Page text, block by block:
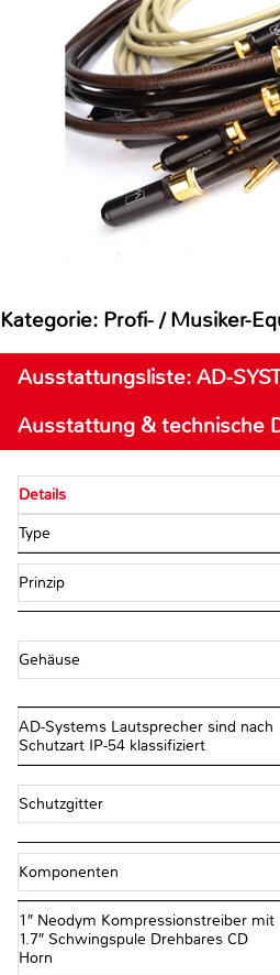
Kategorie: Profi- / Musiker-
Ausstattungsliste: AD-
Ausstattung & technische
Details
Type
Prinzip
Gehäuse
AD-Systems Lautsprecher sind nach
Schutzart IP-54 klassifiziert
Schutzgitter
Komponenten
1″ Neodym Kompressionstreiber mit
1.7″ Schwingspule Drehbares CD
Horn